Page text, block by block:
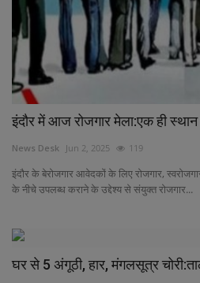
इंदौर में आज रोजगार मेला:एक ही स्थान
News Desk Jun 2, 2025 119
इंदौर के बेरोजगार आवेदकों के लिए रोजगार,
के नीचे उपलब्ध कराने के उद्देश्य से संयुक्त रोजगार...
घर से 5 अंगूठी, हार, मंगलसूत्र